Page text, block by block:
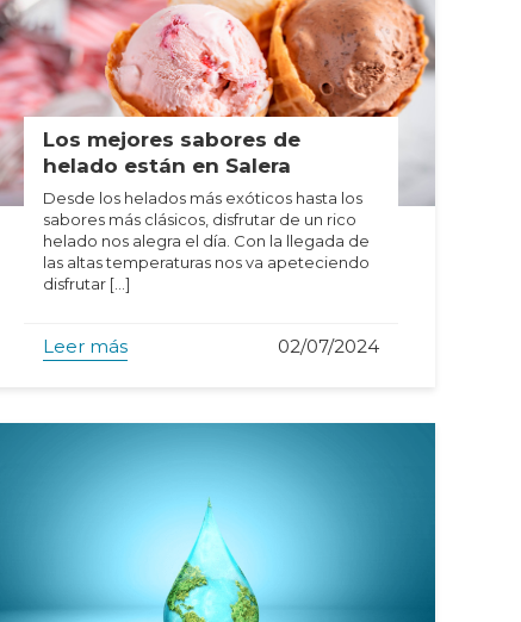
Los mejores sabores de
helado están en Salera
Desde los helados más exóticos hasta los
sabores más clásicos, disfrutar de un rico
helado nos alegra el día. Con la llegada de
las altas temperaturas nos va apeteciendo
disfrutar […]
Leer más 02/07/2024